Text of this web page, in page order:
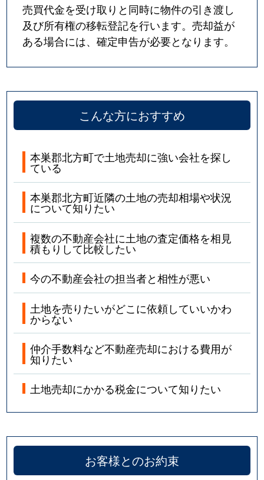
売買代金を受け取りと同時に物件の引き渡し
及び所有権の移転登記を行います。売却益が
ある場合には、確定申告が必要となります。
こんな方におすすめ
本巣郡北方町で土地売却に強い会社を探し
ている
本巣郡北方町近隣の土地の売却相場や状況
について知りたい
複数の不動産会社に土地の査定価格を相見
積もりして比較したい
今の不動産会社の担当者と相性が悪い
土地を売りたいがどこに依頼していいかわ
からない
仲介手数料など不動産売却における費用が
知りたい
土地売却にかかる税金について知りたい
お客様とのお約束